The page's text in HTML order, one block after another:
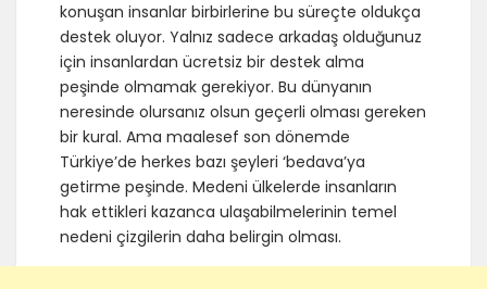
konuşan insanlar birbirlerine bu süreçte oldukça
destek oluyor. Yalnız sadece arkadaş olduğunuz
için insanlardan ücretsiz bir destek alma
peşinde olmamak gerekiyor. Bu dünyanın
neresinde olursanız olsun geçerli olması gereken
bir kural. Ama maalesef son dönemde
Türkiye’de herkes bazı şeyleri ‘bedava’ya
getirme peşinde. Medeni ülkelerde insanların
hak ettikleri kazanca ulaşabilmelerinin temel
nedeni çizgilerin daha belirgin olması.